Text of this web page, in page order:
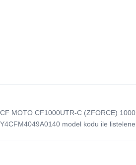
MOTO CF1000UTR-C (ZFORCE)
model kodu ile